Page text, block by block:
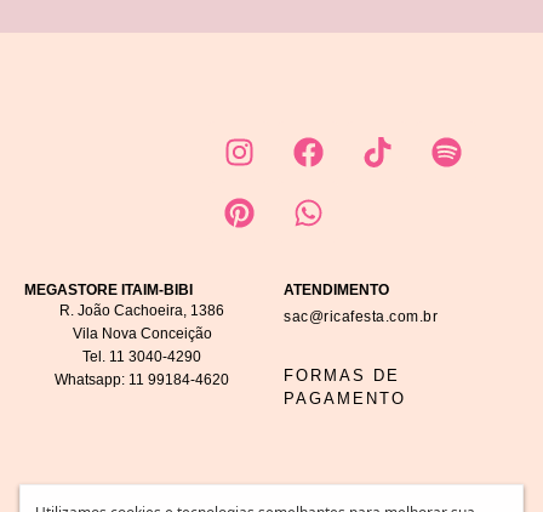
MEGASTORE ITAIM-BIBI
R. João Cachoeira, 1386
Vila Nova Conceição
Tel. 11 3040-4290
Whatsapp: 11 99184-4620
ATENDIMENTO
sac@ricafesta.com.br
FORMAS DE
PAGAMENTO